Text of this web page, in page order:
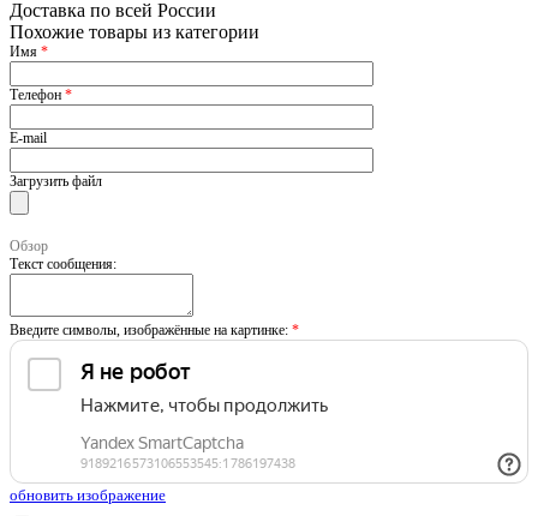
Доставка по всей России
Похожие товары из категории
Имя *
Телефон *
E-mail
Загрузить файл
Обзор
Текст сообщения:
Введите символы, изображённые на картинке: *
обновить изображение